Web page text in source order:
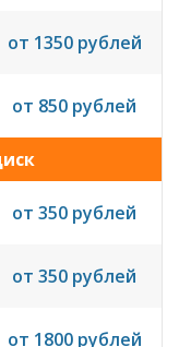
от 1350 рублей
от 850 рублей
от 350 рублей
от 350 рублей
от 1800 рублей